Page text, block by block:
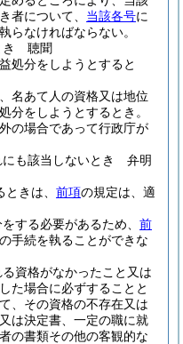
者について、 当該各号に
らなければならない。
き 聴聞
処分をしようとすると
名あて人の資格又は地位
分をしようとするとき。
の場合であって行政庁が
にも該当しないとき 弁明
きは、 前項の規定は、適
する必要があるため、 前
手続を執ることができな
資格がなかったこと又は
た場合に必ずすることと
、その資格の不存在又は
は決定書、一定の職に就
の書類その他の客観的な